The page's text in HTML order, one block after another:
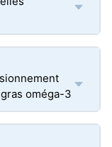
oméga-3